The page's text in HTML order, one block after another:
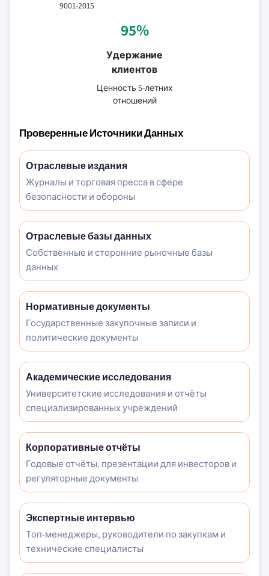
9001-2015
95%
Удержание
клиентов
Ценность 5-летних
отношений
Проверенные Источники Данных
Отраслевые издания
Журналы и торговая пресса в сфере
безопасности и обороны
Отраслевые базы данных
Собственные и сторонние рыночные базы
данных
Нормативные документы
Государственные закупочные записи и
политические документы
Академические исследования
Университетские исследования и отчёты
специализированных учреждений
Корпоративные отчёты
Годовые отчёты, презентации для инвесторов и
регуляторные документы
Экспертные интервью
Топ-менеджеры, руководители по закупкам и
технические специалисты